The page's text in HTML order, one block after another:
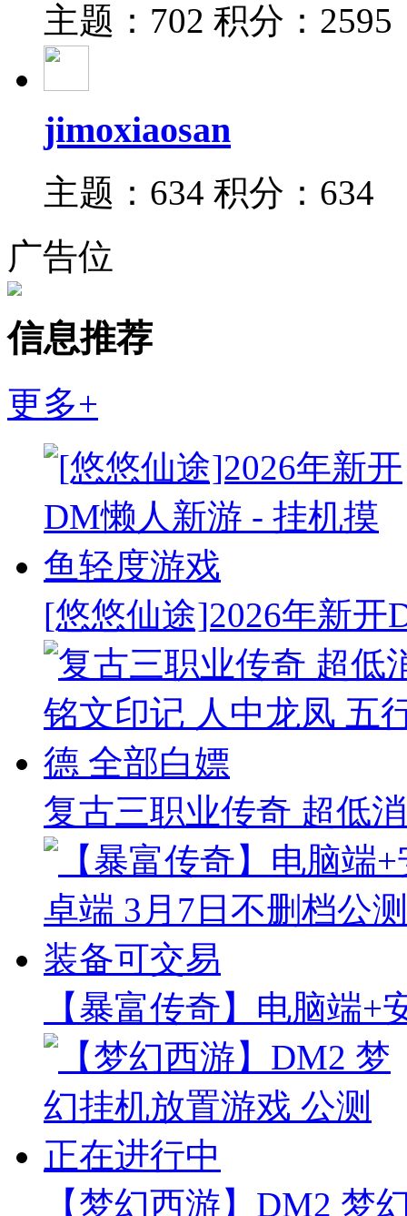
主题：702 积分：2595
jimoxiaosan
主题：634 积分：634
广告位
信息推荐
更多+
[悠悠仙途]2026年新开
复古三职业传奇 超低
【暴富传奇】电脑端+
【梦幻西游】DM2 梦